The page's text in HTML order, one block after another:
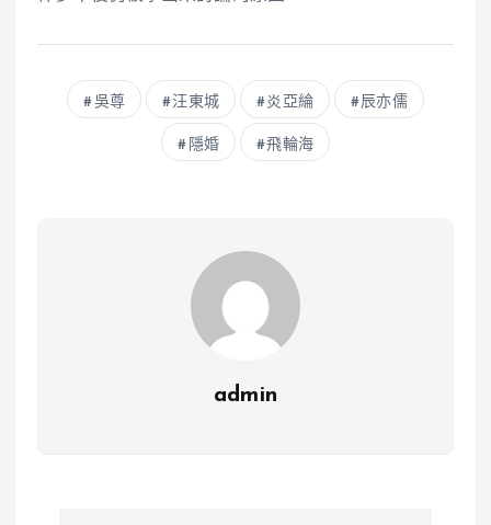
吳尊 汪東城 炎亞綸 辰亦儒
隱婚 飛輪海
admin